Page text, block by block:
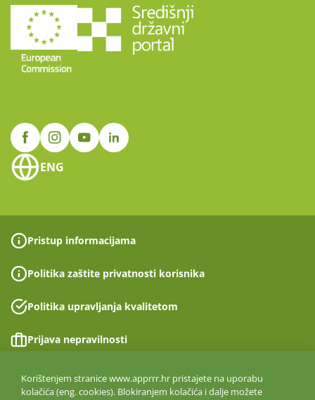
ENG
Pristup informacijama
Politika zaštite privatnosti korisnika
Politika upravljanja kvalitetom
Prijava nepravilnosti
Izjava o pristupačnosti
Korištenjem stranice www.apprrr.hr pristajete na uporabu
kolačića (eng. cookies). Blokiranjem kolačića i dalje možete